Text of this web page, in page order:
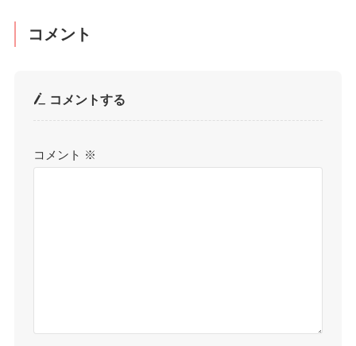
コメント
コメントする
コメント ※